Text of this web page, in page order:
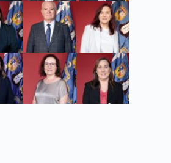
En relación con la labor
investigadora de la Dra
María Pilar Pina cabe
destacar los proyectos:
SENSOFT (2019-2023;
H2020 nº GA 823895);
SERSing (2020-2024;
H2020 nºGA 883390);